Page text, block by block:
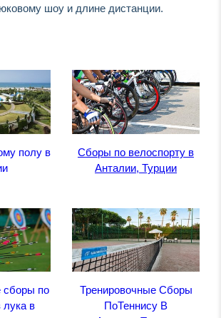
шоу и длине дистанции.
полу в
Сборы по велоспорту в
Анталии, Турции
сборы по
лука в
Тренировочные Сборы
ПоТеннису В